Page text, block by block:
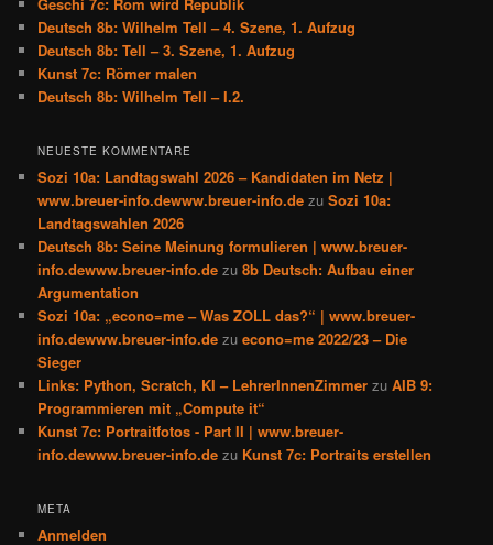
Deutsch 8b: Wilhelm Tell – 4. Szene, 1. Aufzug
Deutsch 8b: Tell – 3. Szene, 1. Aufzug
Kunst 7c: Römer malen
Deutsch 8b: Wilhelm Tell – I.2.
NEUESTE KOMMENTARE
Sozi 10a: Landtagswahl 2026 – Kandidaten im Netz |
www.breuer-info.dewww.breuer-info.de zuSozi 10a:
Landtagswahlen 2026
Deutsch 8b: Seine Meinung formulieren | www.breuer-
info.dewww.breuer-info.de zu8b Deutsch: Aufbau einer
Argumentation
Sozi 10a: „econo=me – Was ZOLL das?“ | www.breuer-
info.dewww.breuer-info.de zuecono=me 2022/23 – Die
Sieger
Links: Python, Scratch, KI – LehrerInnenZimmer zuAIB 9:
Programmieren mit „Compute it“
Kunst 7c: Portraitfotos - Part II | www.breuer-
info.dewww.breuer-info.de zu Kunst 7c: Portraits erstellen
META
Anmelden